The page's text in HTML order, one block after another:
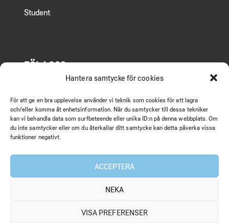
Hantera samtycke för cookies
För att ge en bra upplevelse använder vi teknik som cookies för att lagra
och/eller komma åt enhetsinformation. När du samtycker till dessa tekniker
kan vi behandla data som surfbeteende eller unika ID:n på denna webbplats. Om
du inte samtycker eller om du återkallar ditt samtycke kan detta påverka vissa
funktioner negativt.
ACCEPTERA
NEKA
VISA PREFERENSER
Student
FÖLJ OSS
LinkedIn
Instagram
MEDIA